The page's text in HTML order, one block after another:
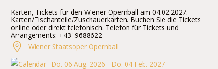
Karten, Tickets für den Wiener Opernball am 04.02.2027.
Karten/Tischanteile/Zuschauerkarten. Buchen Sie die Tickets
online oder direkt telefonisch. Telefon für Tickets und
Arrangements: +4319688622
Wiener Staatsoper Opernball
Do. 06 Aug. 2026 - Do. 04 Feb. 2027